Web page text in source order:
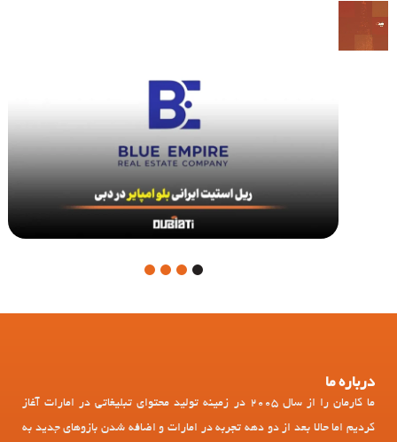
1
درباره ما
ما کارمان را از سال 2005 در زمینه تولید محتوای تبلیغاتی در امارات آغاز
کردیم اما حالا بعد از دو دهه تجربه در امارات و اضافه شدن بازوهای جدید به